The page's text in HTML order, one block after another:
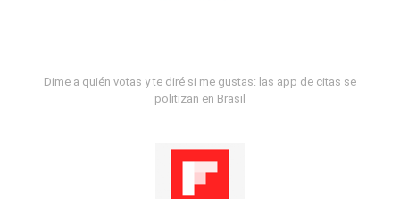
Dime a quién votas y te diré si me gustas: las app de citas se
politizan en Brasil